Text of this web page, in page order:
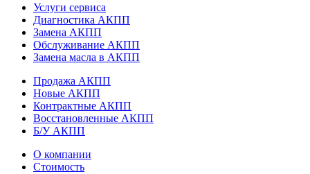
Услуги сервиса
Диагностика АКПП
Замена АКПП
Обслуживание АКПП
Замена масла в АКПП
Продажа АКПП
Новые АКПП
Контрактные АКПП
Восстановленные АКПП
Б/У АКПП
О компании
Стоимость